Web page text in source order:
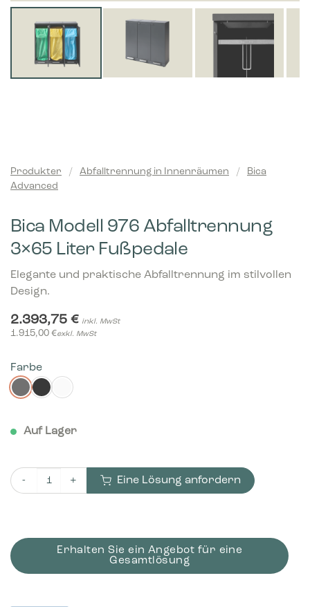
Produkter / Abfalltrennung in Innenräumen /
Bica
Advanced
Bica Modell 976 Abfalltrennung
3×65 Liter Fußpedale
Elegante und praktische Abfalltrennung im stilvollen
Design.
2.393,75 € inkl. MwSt
1.915,00 €exkl. MwSt
Farbe
Auf Lager
Bica Modell 976 Abfalltrennung 3x65 Liter Fußpedale Menge
Eine Lösung anfordern
Erhalten Sie ein Angebot für eine
Gesamtlösung